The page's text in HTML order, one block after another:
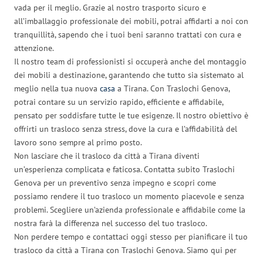
vada per il meglio. Grazie al nostro trasporto sicuro e
all’imballaggio professionale dei mobili, potrai affidarti a noi con
tranquillità, sapendo che i tuoi beni saranno trattati con cura e
attenzione.
Il nostro team di professionisti si occuperà anche del montaggio
dei mobili a destinazione, garantendo che tutto sia sistemato al
meglio nella tua nuova casa a Tirana. Con Traslochi Genova,
potrai contare su un servizio rapido, efficiente e affidabile,
pensato per soddisfare tutte le tue esigenze. Il nostro obiettivo è
offrirti un trasloco senza stress, dove la cura e l’affidabilità del
lavoro sono sempre al primo posto.
Non lasciare che il trasloco da città a Tirana diventi
un’esperienza complicata e faticosa. Contatta subito Traslochi
Genova per un preventivo senza impegno e scopri come
possiamo rendere il tuo trasloco un momento piacevole e senza
problemi. Scegliere un’azienda professionale e affidabile come la
nostra farà la differenza nel successo del tuo trasloco.
Non perdere tempo e contattaci oggi stesso per pianificare il tuo
trasloco da città a Tirana con Traslochi Genova. Siamo qui per